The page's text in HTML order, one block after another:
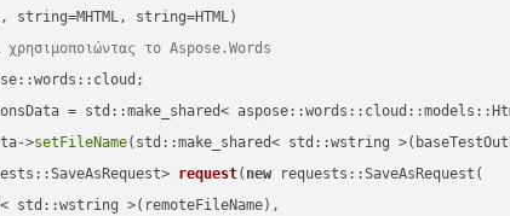
το Aspose.Words
= std::make_shared<
>setFileName(std::make_shared< std::wstring
request( new requests::SaveAsRequest(
std::wstring >(remoteFileName),